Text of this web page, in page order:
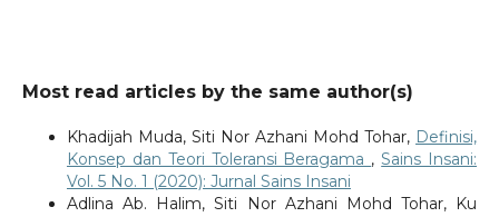
Most read articles by the same author(s)
Khadijah Muda, Siti Nor Azhani Mohd Tohar, Definisi,
Konsep dan Teori Toleransi Beragama ,Sains Insani:
Vol. 5 No. 1 (2020): Jurnal Sains Insani
Adlina Ab. Halim, Siti Nor Azhani Mohd Tohar, Ku